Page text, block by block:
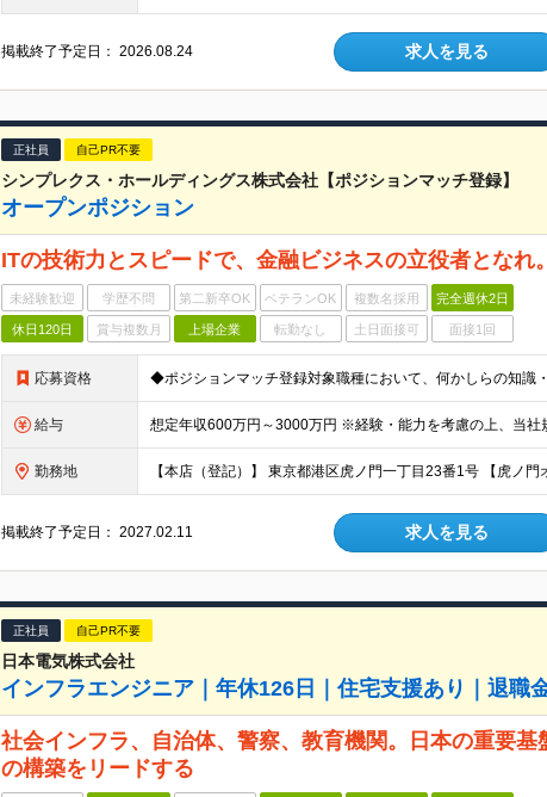
掲載終了予定日：2026.08.24 求人を見る
正社員 自己PR不要
シンプレクス・ホールディングス株式会社【ポジションマッチ登録】
オープンポジション
ITの技術力とスピードで、金融ビジネスの立役者となれ。
未経験歓迎 学歴不問 第二新卒OK ベテランOK 複数名採用 完全週休2日
休日120日 賞与複数月 上場企業 転勤なし 土日面接可 面接1回
応募資格 ◆ポジションマッチ登録対象職種において、何かしらの知識
給与
勤務地
掲載終了予定日：2027.02.11 求人を見る
正社員 自己PR不要
日本電気株式会社
インフラエンジニア｜年休126日｜住宅支援あり｜退職
社会インフラ、自治体、警察、教育機関。日本の重要基
の構築をリードする